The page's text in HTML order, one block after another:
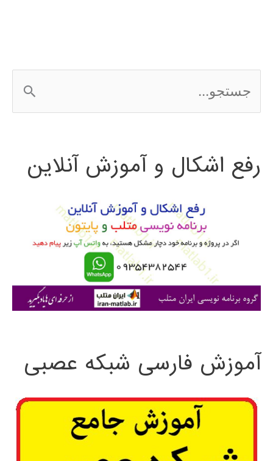
س
ج
ی
رفع اشکال و آموزش آنلاین
آموزش فارسی شبکه عصبی